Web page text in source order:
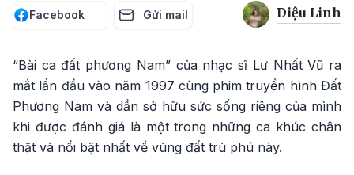
Facebook Gửi mail Diệu Linh
“Bài ca đất phương Nam” của nhạc sĩ Lư Nhất Vũ ra
mắt lần đầu vào năm 1997 cùng phim truyền hình Đất
Phương Nam và dần sở hữu sức sống riêng của mình
khi được đánh giá là một trong những ca khúc chân
thật và nổi bật nhất về vùng đất trù phú này.